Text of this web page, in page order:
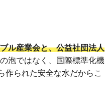
ル産業会と、公益社団法人
泡ではなく、国際標準化機
作られた安全な水だからこ